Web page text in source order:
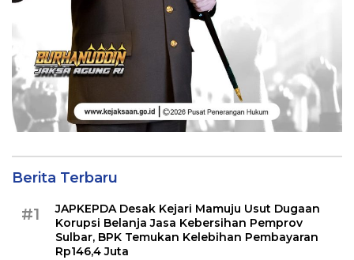
Berita Terbaru
#1
JAPKEPDA Desak Kejari Mamuju Usut Dugaan
Korupsi Belanja Jasa Kebersihan Pemprov
Sulbar, BPK Temukan Kelebihan Pembayaran
Rp146,4 Juta